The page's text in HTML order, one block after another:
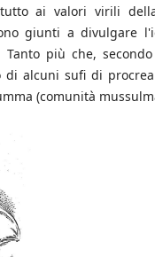
ai valori virili
giunti a divulgare
più che, secondo
di alcuni sufi di
(comunità